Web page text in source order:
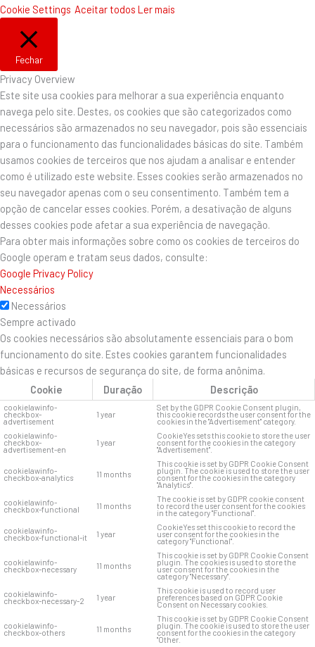
Cookie Settings Aceitar todos Ler mais
Fechar
Privacy Overview
Este site usa cookies para melhorar a sua experiência enquanto
navega pelo site. Destes, os cookies que são categorizados como
necessários são armazenados no seu navegador, pois são essenciais
para o funcionamento das funcionalidades básicas do site. Também
usamos cookies de terceiros que nos ajudam a analisar e entender
como é utilizado este website. Esses cookies serão armazenados no
seu navegador apenas com o seu consentimento. Também tem a
opção de cancelar esses cookies. Porém, a desativação de alguns
desses cookies pode afetar a sua experiência de navegação.
Para obter mais informações sobre como os cookies de terceiros do
Google operam e tratam seus dados, consulte:
Google Privacy Policy
Necessários
Necessários
Sempre activado
Os cookies necessários são absolutamente essenciais para o bom
funcionamento do site. Estes cookies garantem funcionalidades
básicas e recursos de segurança do site, de forma anônima.
Cookie
Duração Descrição
cookielawinfo-
checkbox-
advertisement
1 year
Set by the GDPR Cookie Consent plugin,
this cookie records the user consent for the
cookies in the "Advertisement" category.
cookielawinfo-
checkbox-
advertisement-en
1 year
CookieYes sets this cookie to store the user
consent for the cookies in the category
"Advertisement".
cookielawinfo-
checkbox-analytics 11 months
This cookie is set by GDPR Cookie Consent
plugin. The cookie is used to store the user
consent for the cookies in the category
"Analytics".
cookielawinfo-
checkbox-functional 11 months
The cookie is set by GDPR cookie consent
to record the user consent for the cookies
in the category "Functional".
cookielawinfo-
checkbox-functional-it 1 year
CookieYes set this cookie to record the
user consent for the cookies in the
category "Functional".
cookielawinfo-
checkbox-necessary 11 months
This cookie is set by GDPR Cookie Consent
plugin. The cookies is used to store the
user consent for the cookies in the
category "Necessary".
cookielawinfo-
checkbox-necessary-2 1 year
This cookie is used to record user
preferences based on GDPR Cookie
Consent on Necessary cookies.
cookielawinfo-
checkbox-others 11 months
This cookie is set by GDPR Cookie Consent
plugin. The cookie is used to store the user
consent for the cookies in the category
"Other.